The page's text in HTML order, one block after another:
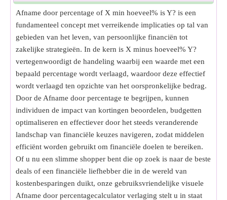
Afname door percentage of X min hoeveel% is Y? is een
fundamenteel concept met verreikende implicaties op tal van
gebieden van het leven, van persoonlijke financiën tot
zakelijke strategieën. In de kern is X minus hoeveel% Y?
vertegenwoordigt de handeling waarbij een waarde met een
bepaald percentage wordt verlaagd, waardoor deze effectief
wordt verlaagd ten opzichte van het oorspronkelijke bedrag.
Door de Afname door percentage te begrijpen, kunnen
individuen de impact van kortingen beoordelen, budgetten
optimaliseren en effectiever door het steeds veranderende
landschap van financiële keuzes navigeren, zodat middelen
efficiënt worden gebruikt om financiële doelen te bereiken.
Of u nu een slimme shopper bent die op zoek is naar de beste
deals of een financiële liefhebber die in de wereld van
kostenbesparingen duikt, onze gebruiksvriendelijke visuele
Afname door percentagecalculator verlaging stelt u in staat